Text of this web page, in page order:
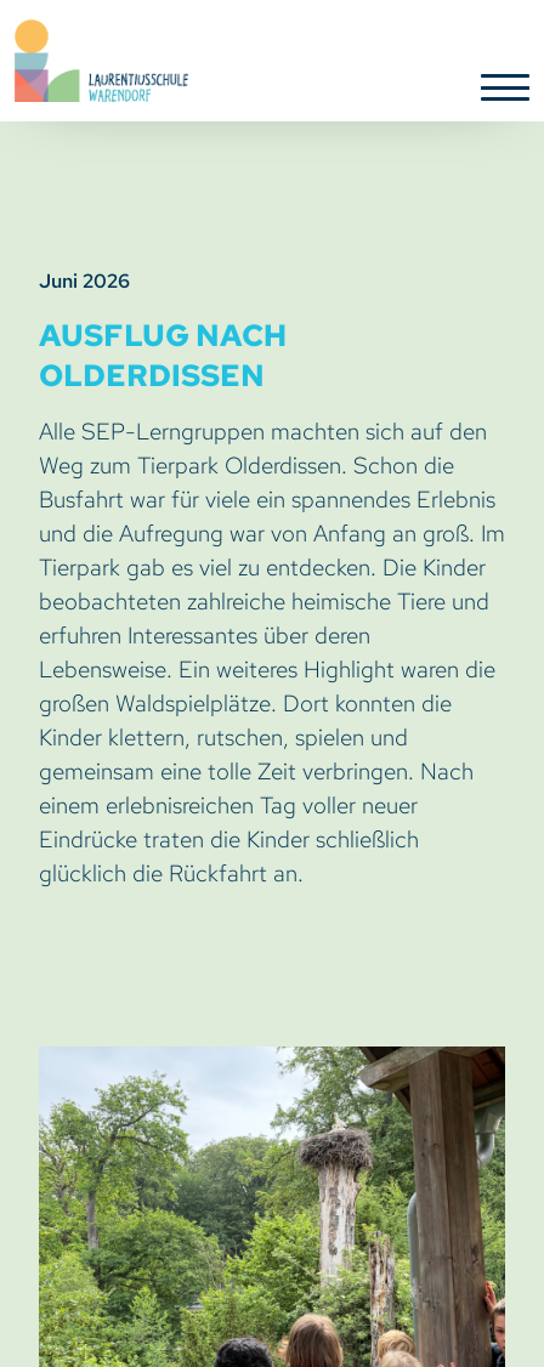
Juni 2026
AUSFLUG NACH
OLDERDISSEN
Alle SEP-Lerngruppen machten sich auf den
Weg zum Tierpark Olderdissen. Schon die
Busfahrt war für viele ein spannendes Erlebnis
und die Aufregung war von Anfang an groß. Im
Tierpark gab es viel zu entdecken. Die Kinder
beobachteten zahlreiche heimische Tiere und
erfuhren Interessantes über deren
Lebensweise. Ein weiteres Highlight waren die
großen Waldspielplätze. Dort konnten die
Kinder klettern, rutschen, spielen und
gemeinsam eine tolle Zeit verbringen. Nach
einem erlebnisreichen Tag voller neuer
Eindrücke traten die Kinder schließlich
glücklich die Rückfahrt an.